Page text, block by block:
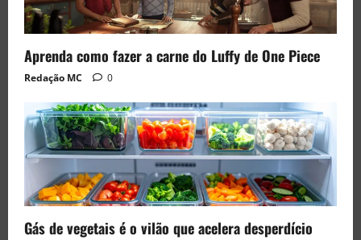
Aprenda como fazer a carne do Luffy de One Piece
Redação MC 0
Gás de vegetais é o vilão que acelera desperdício